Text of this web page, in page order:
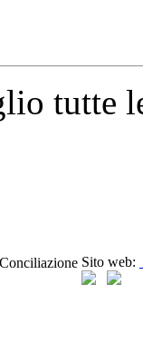
tutte
Sito web: